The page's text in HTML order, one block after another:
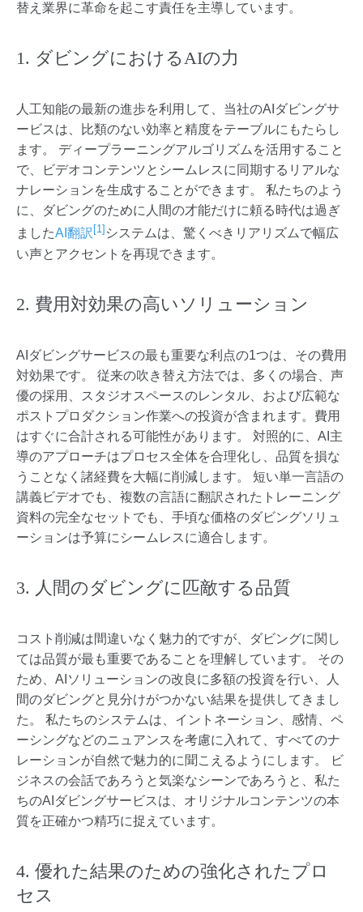
替え業界に革命を起こす責任を主導しています。
1. ダビングにおけるAIの力
人工知能の最新の進歩を利用して、当社のAIダビングサ
ービスは、比類のない効率と精度をテーブルにもたらし
ます。 ディープラーニングアルゴリズムを活用すること
で、ビデオコンテンツとシームレスに同期するリアルな
ナレーションを生成することができます。 私たちのよう
に、ダビングのために人間の才能だけに頼る時代は過ぎ
ましたAI翻訳 [1] システムは、驚くべきリアリズムで幅広
い声とアクセントを再現できます。
2. 費用対効果の高いソリューション
AIダビングサービスの最も重要な利点の1つは、その費用
対効果です。 従来の吹き替え方法では、多くの場合、声
優の採用、スタジオスペースのレンタル、および広範な
ポストプロダクション作業への投資が含まれます。費用
はすぐに合計される可能性があります。 対照的に、AI主
導のアプローチはプロセス全体を合理化し、品質を損な
うことなく諸経費を大幅に削減します。 短い単一言語の
講義ビデオでも、複数の言語に翻訳されたトレーニング
資料の完全なセットでも、手頃な価格のダビングソリュ
ーションは予算にシームレスに適合します。
3. 人間のダビングに匹敵する品質
コスト削減は間違いなく魅力的ですが、ダビングに関し
ては品質が最も重要であることを理解しています。 その
ため、AIソリューションの改良に多額の投資を行い、人
間のダビングと見分けがつかない結果を提供してきまし
た。 私たちのシステムは、イントネーション、感情、ペ
ーシングなどのニュアンスを考慮に入れて、すべてのナ
レーションが自然で魅力的に聞こえるようにします。 ビ
ジネスの会話であろうと気楽なシーンであろうと、私た
ちのAIダビングサービスは、オリジナルコンテンツの本
質を正確かつ精巧に捉えています。
4. 優れた結果のための強化されたプロ
セス